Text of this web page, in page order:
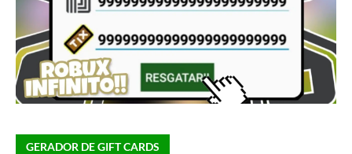
GERADOR DE GIFT CARDS